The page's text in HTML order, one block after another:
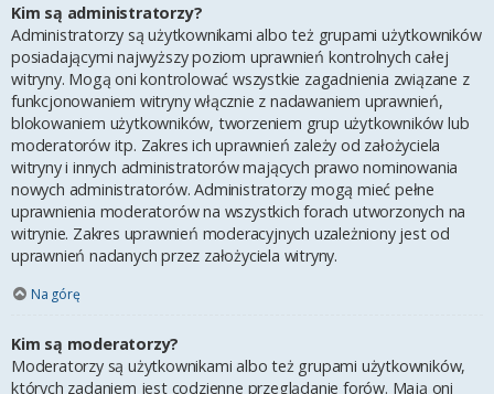
Kim są administratorzy?
Administratorzy są użytkownikami albo też grupami użytkowników
posiadającymi najwyższy poziom uprawnień kontrolnych całej
witryny. Mogą oni kontrolować wszystkie zagadnienia związane z
funkcjonowaniem witryny włącznie z nadawaniem uprawnień,
blokowaniem użytkowników, tworzeniem grup użytkowników lub
moderatorów itp. Zakres ich uprawnień zależy od założyciela
witryny i innych administratorów mających prawo nominowania
nowych administratorów. Administratorzy mogą mieć pełne
uprawnienia moderatorów na wszystkich forach utworzonych na
witrynie. Zakres uprawnień moderacyjnych uzależniony jest od
uprawnień nadanych przez założyciela witryny.
Na górę
Kim są moderatorzy?
Moderatorzy są użytkownikami albo też grupami użytkowników,
których zadaniem jest codzienne przeglądanie forów. Mają oni